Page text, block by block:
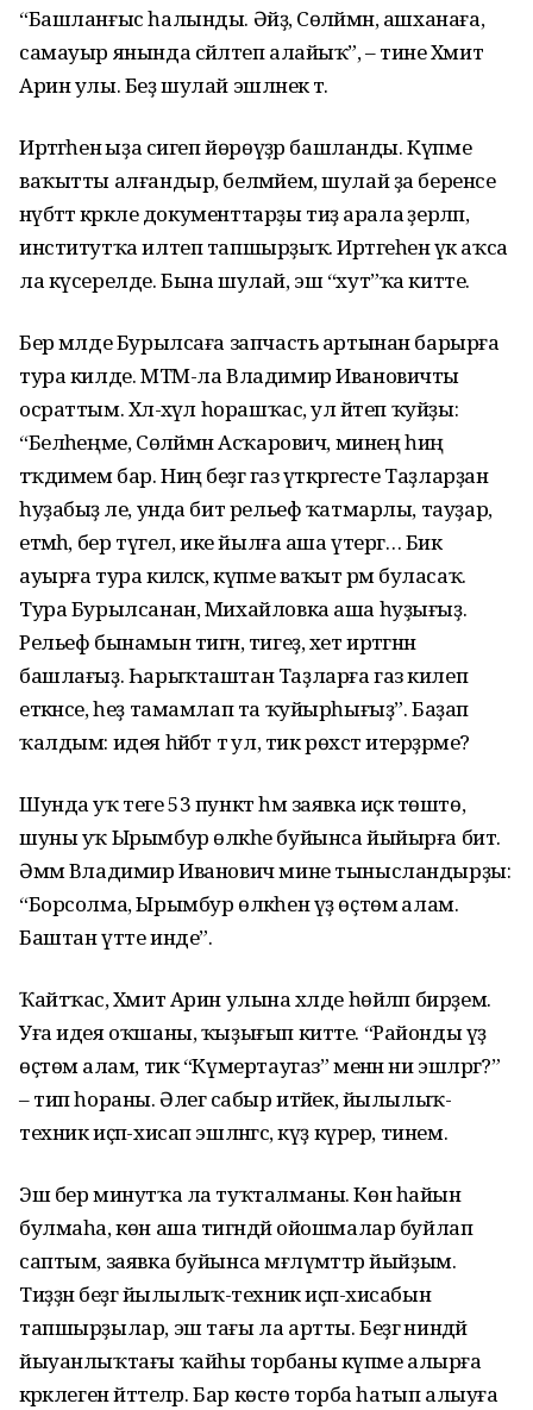
“Башланғыс һалынды. Әйҙә, Сөләймән, ашханаға,
самауыр янында сәйләтеп алайыҡ”, – тине Хәмит
Арин улы. Беҙ шулай эшләнек тә.
Иртәгәһенә ыҙа сигеп йөрөүҙәр башланды. Күпме
ваҡытты алғандыр, белмәйем, шулай ҙа беренсе
нәүбәттә кәрәкле документтарҙы тиҙ арала әҙерләп,
институтҡа илтеп тапшырҙыҡ. Иртәгеһенә үк аҡса
ла күсерелде. Бына шулай, эш “хут”ҡа китте.
Бер мәлде Бурылсаға запчасть артынан барырға
тура килде. МТМ-ла Владимир Ивановичты
осраттым. Хәл-әхүәл һорашҡас, ул әйтеп ҡуйҙы:
“Беләһеңме, Сөләймән Асҡарович, минең һиңә
тәҡдимем бар. Ниңә беҙгә газ үткәргесте Таҙларҙан
һуҙабыҙ әле, унда бит рельеф ҡатмарлы, тауҙар,
етмәһә, бер түгел, ике йылға аша үтергә… Бик
ауырға тура киләсәк, күпме ваҡыт әрәм буласаҡ.
Тура Бурылсанан, Михайловка аша һуҙығыҙ.
Рельеф бынамын тигән, тигеҙ, хет иртәгәнән
башлағыҙ. Һарыҡташтан Таҙларға газ килеп
еткәнсе, һеҙ тамамлап та ҡуйырһығыҙ”. Баҙап
ҡалдым: идея һәйбәт тә ул, тик рөхсәт итерҙәрме?
Шунда уҡ теге 53 пункт һәм заявка иҫкә төштө,
шуны уҡ Ырымбур өлкәһе буйынса йыйырға бит.
Әммә Владимир Иванович мине тынысландырҙы:
“Борсолма, Ырымбур өлкәһен үҙ өҫтөмә алам.
Баштан үтте инде”.
Ҡайтҡас, Хәмит Арин улына хәлде һөйләп бирҙем.
Уға идея оҡшаны, ҡыҙығып китте. “Районды үҙ
өҫтөмә алам, тик “Күмертаугаз” менән ни эшләргә?”
– тип һораны. Әлегә сабыр итәйек, йылылыҡ-
техник иҫәп-хисап эшләнгәс, күҙ күрер, тинем.
Эш бер минутҡа ла туҡталманы. Көн һайын
булмаһа, көн аша тигәндәй ойошмалар буйлап
саптым, заявка буйынса мәғлүмәттәр йыйҙым.
Тиҙҙән беҙгә йылылыҡ-техник иҫәп-хисабын
тапшырҙылар, эш тағы ла артты. Беҙгә ниндәй
йыуанлыҡтағы ҡайһы торбаны күпме алырға
кәрәклеген әйттеләр. Бар көстө торба һатып алыуға